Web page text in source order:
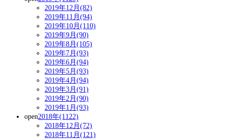
2019年12月(82)
2019年11月(94)
2019年10月(110)
2019年9月(90)
2019年8月(105)
2019年7月(93)
2019年6月(94)
2019年5月(93)
2019年4月(94)
2019年3月(91)
2019年2月(90)
2019年1月(93)
open2018年(1122)
2018年12月(72)
2018年11月(121)